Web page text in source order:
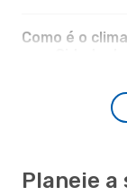
Como é o
Planeie a